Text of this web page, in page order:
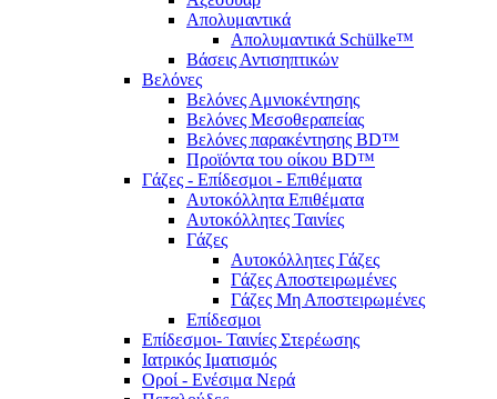
Απολυμαντικά
Απολυμαντικά Schülke™
Βάσεις Αντισηπτικών
Βελόνες
Βελόνες Αμνιοκέντησης
Βελόνες Μεσοθεραπείας
Βελόνες παρακέντησης BD™
Προϊόντα του οίκου BD™
Γάζες - Επίδεσμοι - Επιθέματα
Αυτοκόλλητα Επιθέματα
Αυτοκόλλητες Ταινίες
Γάζες
Αυτοκόλλητες Γάζες
Γάζες Αποστειρωμένες
Γάζες Μη Αποστειρωμένες
Επίδεσμοι
Επίδεσμοι- Ταινίες Στερέωσης
Ιατρικός Ιματισμός
Οροί - Ενέσιμα Νερά